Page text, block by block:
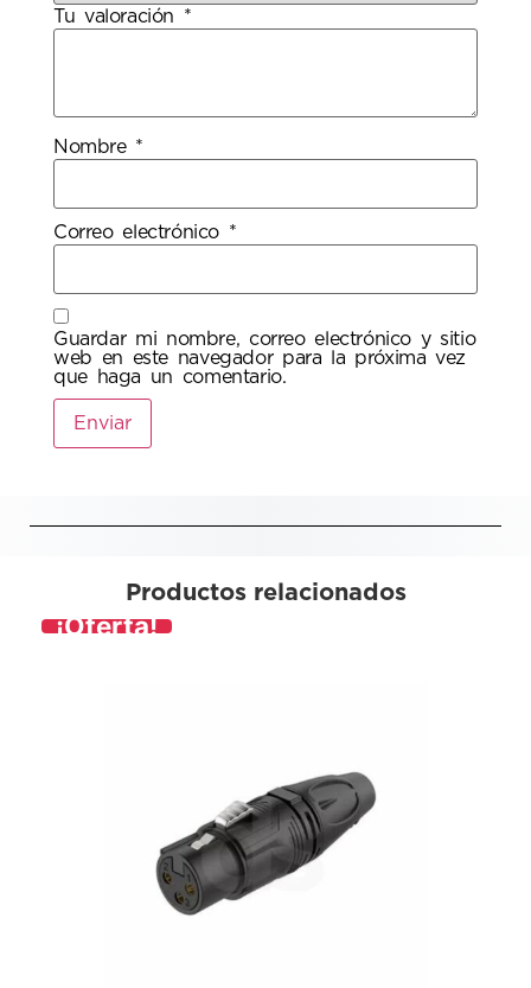
Tu valoración *
Nombre *
Correo electrónico *
Guardar mi nombre, correo electrónico y sitio
web en este navegador para la próxima vez
que haga un comentario.
Productos relacionados
¡Oferta!